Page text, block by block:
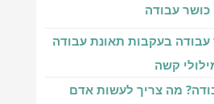
כושר עבודה
עבודה בעקבות תאונת עבודה
קשה
מה צריך לעשות אדם